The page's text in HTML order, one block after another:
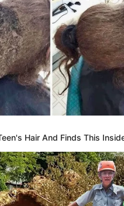
10 Cara
Belanjaan
10 Pose Lucu
Ketawa
Hair And Finds This